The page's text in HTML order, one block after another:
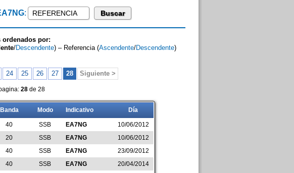
:
ordenados por:
/Descendente) – Referencia (Ascendente/Descendente)
24 25 26 27 28 Siguiente >
28 de 28
Banda Modo Indicativo Día
40 SSB EA7NG
10/06/2012
20 SSB EA7NG
10/06/2012
40 SSB EA7NG
23/09/2012
40 SSB EA7NG
20/04/2014